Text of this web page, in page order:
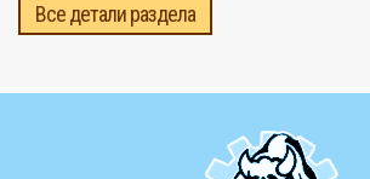
Все детали раздела